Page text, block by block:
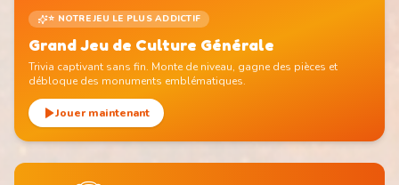
⭐ NOTRE JEU LE PLUS ADDICTIF
Grand Jeu de Culture Générale
Trivia captivant sans fin. Monte de niveau, gagne des pièces et
débloque des monuments emblématiques.
Jouer maintenant